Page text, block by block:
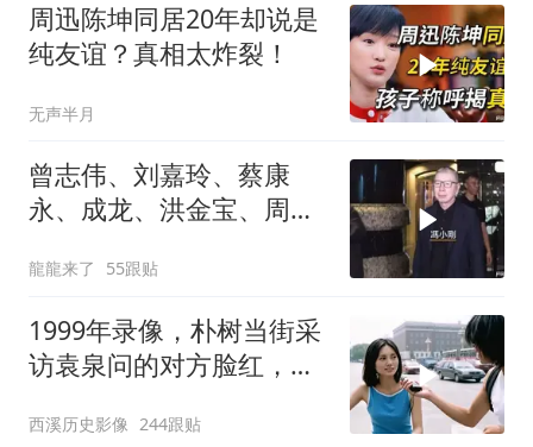
周迅陈坤同居20年却说是
纯友谊？真相太炸裂！
无声半月
曾志伟、刘嘉玲、蔡康
永、成龙、洪金宝、周
龍龍来了 55跟贴
1999年录像，朴树当街采
访袁泉问的对方脸红，探
西溪历史影像 244跟贴